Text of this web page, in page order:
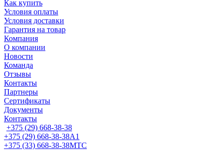
Как купить
Условия оплаты
Условия доставки
Гарантия на товар
Компания
О компании
Новости
Команда
Отзывы
Контакты
Партнеры
Сертификаты
Документы
Контакты
+375 (29) 668-38-38
+375 (29) 668-38-38A1
+375 (33) 668-38-38МТС